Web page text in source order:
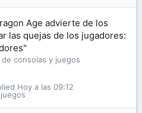
Age advierte de los
las quejas de los jugadores:
de consolas y juegos
Hoy a las 09:12